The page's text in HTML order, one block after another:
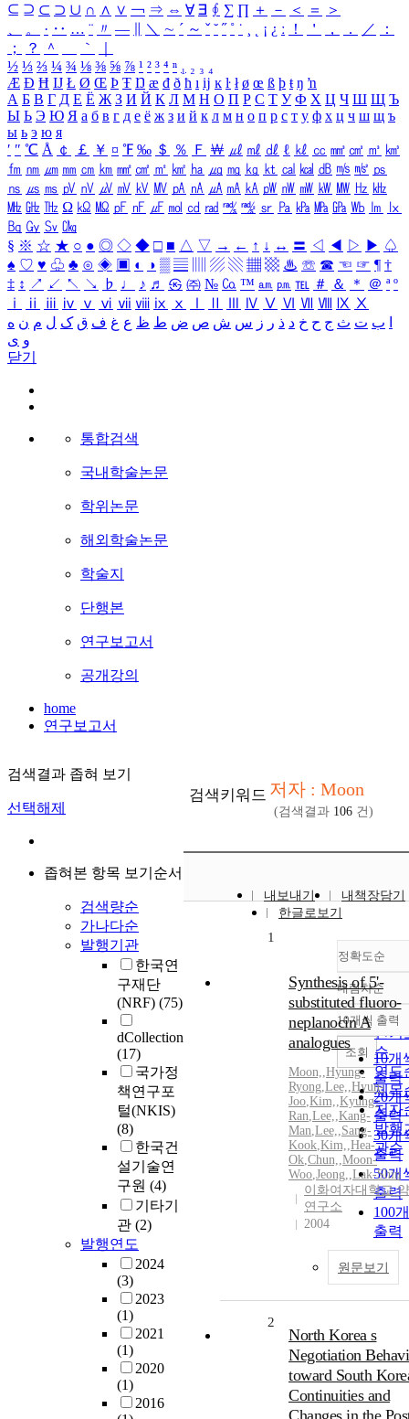
⊆ ⊇ ⊂ ⊃ ∪ ∩ ∧ ∨ ￢ ⇒ ⇔ ∀ ∃ ∮ ∑ ∏ ＋ － ＜ ＝
＞
、
。 · ‥ … ¨ 〃 ― ＼ ∼ ´ ～ ˇ ˘ ˝ ˚ ˙ ¸ ¡ ¿ ː ！ ＇ ， ． ／
：
；
？ ＾ ｀
½ ⅓ ⅔ ¼ ¾ ⅛ ⅜ ⅝ ⅞ ¹ ² ³ ⁴ ⁿ ₁ ₂ ₃ ₄
Æ Ð Ħ Ĳ Ł Ø Œ Þ Ŧ Ŋ æ đ ð ħ ı ĳ ĸ ŀ ł ø œ ß þ ŧ ŋ ŉ
А Б В Г Д Е Ё Ж З И Й К Л М Н О П Р С Т У Ф Х Ц Ч Ш Щ Ъ
Ы Ь Э Ю Я а б в г д е ё ж з и й к л м н о п р с т у ф х ц ч ш щ ъ
ы ь э ю я
′ ″ ℃ Å ￠ ￡ ￥ ¤ ℉ ‰ ＄ ％ Ｆ ￦ ㎕ ㎖ ㎗ ℓ ㎘ ㏄ ㎣ ㎤ ㎥ ㎦
㎙ ㎚ ㎛ ㎜ ㎝ ㎞ ㎟ ㎠ ㎡ ㎢ ㏊ ㎍ ㎎ ㎏ ㏏ ㎈ ㎉ ㏈ ㎧ ㎨ ㎰
㎱ ㎲ ㎳ ㎴ ㎵ ㎶ ㎷ ㎸ ㎹ ㎀ ㎁ ㎂ ㎃ ㎄ ㎺ ㎻ ㎽ ㎾ ㎿ ㎐ ㎑
㎒ ㎓ ㎔ Ω ㏀ ㏁ ㎊ ㎋ ㎌ ㏖ ㏅ ㎭ ㎮ ㎯ ㏛ ㎩ ㎪ ㎫ ㎬ ㏝ ㏐
㏓
㏃ ㏉ ㏜ ㏆
§ ※ ☆ ★ ○ ● ◎ ◇ ◆ □ ■ △ ▽ → ← ↑ ↓ ↔ 〓 ◁ ◀ ▷ ▶ ♤
♠ ♡ ♥ ♧ ♣ ⊙ ◈ ▣ ◐ ◑ ▒ ▤ ▨ ▧ ▦ ▩ ♨ ☏ ☎ ☜ ☞ ¶ †
‡ ↕ ↗ ↙ ↖ ↘ ♭ ♩ ♪ ♬ ㉿ ㈜ № ㏇ ™ ㏂ ㏘ ℡ ＃ ＆ ＊ ＠ ª º
ⅰ
ⅱ ⅲ ⅳ ⅴ ⅵ ⅶ ⅷ ⅸ ⅹ Ⅳ Ⅴ Ⅵ Ⅶ Ⅷ Ⅸ Ⅹ
ب ت ث ج ح خ د ذ ر ز س ش ص ض ط ظ ع غ ف ق ک ل م ن ه
و ی
닫기
통합검색
국내학술논문
학위논문
해외학술논문
학술지
단행본
연구보고서
공개강의
home
연구보고서
검색결과 좁혀 보기
선택해제
좁혀본 항목 보기순서
검색량순
가나다순
발행기관
한국연
구재단
(NRF) (75)
dCollection
(17)
국가정
책연구포
털(NKIS)
(8)
한국건
설기술연
구원 (4)
기타기
관 (2)
발행연도
2024
(3)
2023
(1)
2021
(1)
2020
(1)
2016
검색키워드 저자 : Moon
(검색결과 106 건)
내보내기
내책장담기
한글로보기
정확도순
정확
순
인기
순
연도
제목
저자
발행
관순
내림차순
내림
10개씩 출력
10개
출력
20개
출력
30개
출력
50개
출력
100
출력
조회
1
Synthesis of 5'-
substituted fluoro-
neplanocin A
analogues
Moon,,Hyung-
Ryong,Lee,,Hyun-
Joo,Kim,,Kyung-
Ran,Lee,,Kang-
Man,Lee,,Sang-
Kook,Kim,,Hea-
Ok,Chun,,Moon-
Woo,Jeong,,Lak-Shin
이화여자대학교
연구소
2004
원문보기
2
North Korea s
Negotiation
toward South
Continuities and